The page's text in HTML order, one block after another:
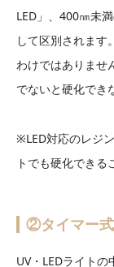
LED」、400㎚未
して区別されます
わけではありませ
でないと硬化でき
※LED対応のレジ
トでも硬化できる
②タイマー式
UV・LEDライト